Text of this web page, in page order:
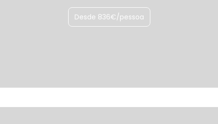
Desde 836€/pessoa